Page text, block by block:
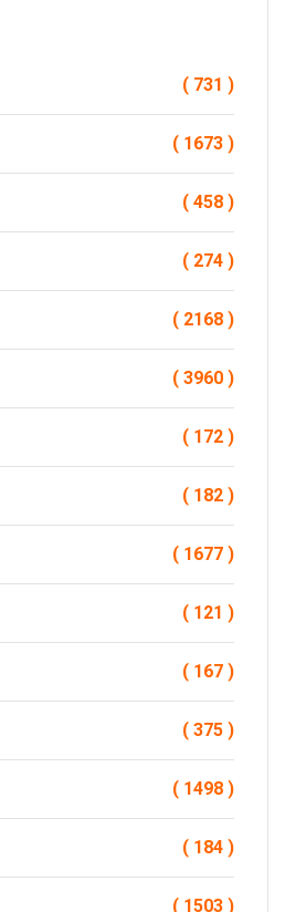
( 731 )
( 1673 )
( 458 )
( 274 )
( 2168 )
( 3960 )
( 172 )
( 182 )
( 1677 )
( 121 )
( 167 )
( 375 )
( 1498 )
( 184 )
( 1503 )